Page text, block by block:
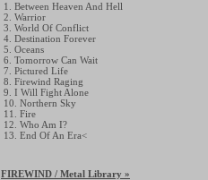
1. Between Heaven And Hell
2. Warrior
3. World Of Conflict
4. Destination Forever
5. Oceans
6. Tomorrow Can Wait
7. Pictured Life
8. Firewind Raging
9. I Will Fight Alone
10. Northern Sky
11. Fire
12. Who Am I?
13. End Of An Era<
FIREWIND / Metal Library »